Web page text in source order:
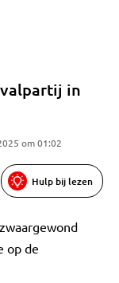
in
om 01:02
Hulp bij lezen
op de